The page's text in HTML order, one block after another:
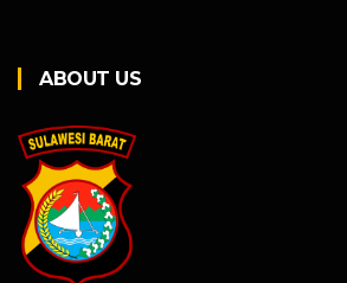
ABOUT US